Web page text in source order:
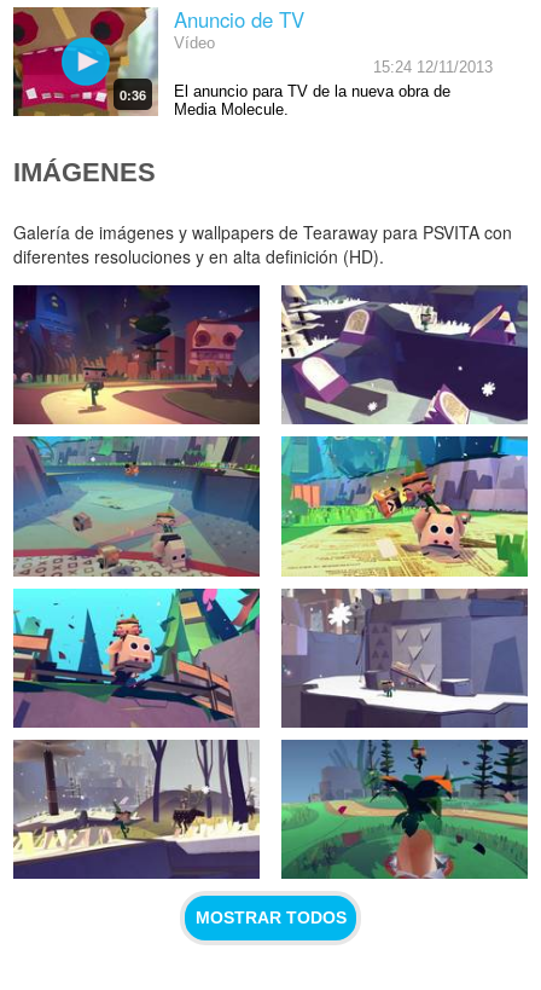
0:36
Anuncio de TV
Vídeo
15:24 12/11/2013
El anuncio para TV de la nueva obra de
Media Molecule.
IMÁGENES
Galería de imágenes y wallpapers de Tearaway para PSVITA con
diferentes resoluciones y en alta definición (HD).
MOSTRAR TODOS